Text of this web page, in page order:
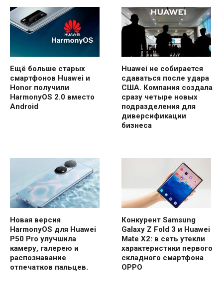
Ещё больше старых
смартфонов Huawei и
Honor получили
HarmonyOS 2.0 вместо
Android
Huawei не собирается
сдаваться после удара
США. Компания создала
сразу четыре новых
подразделения для
диверсификации
бизнеса
Новая версия
HarmonyOS для Huawei
P50 Pro улучшила
камеру, галерею и
распознавание
отпечатков пальцев.
Конкурент Samsung
Galaxy Z Fold 3 и Huawei
Mate X2: в сеть утекли
характеристики первого
складного смартфона
OPPO